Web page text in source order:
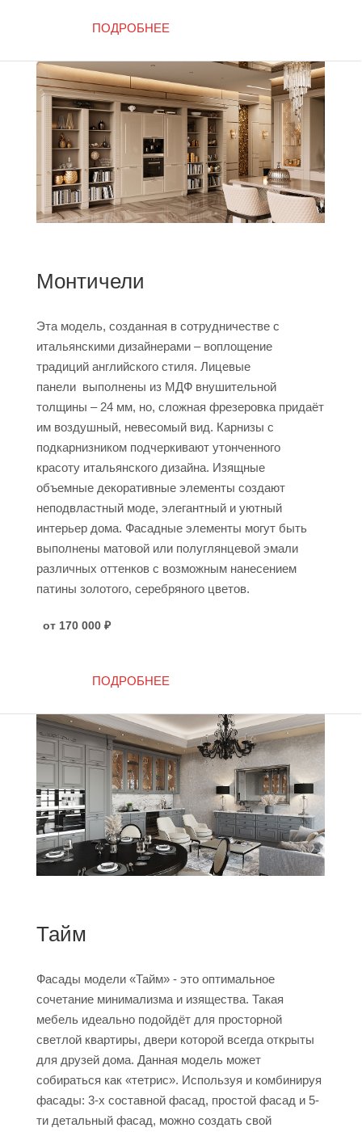
ПОДРОБНЕЕ
Монтичели
Эта модель, созданная в сотрудничестве с
итальянскими дизайнерами – воплощение
традиций английского стиля. Лицевые
панели выполнены из МДФ внушительной
толщины – 24 мм, но, сложная фрезеровка придаёт
им воздушный, невесомый вид. Карнизы с
подкарнизником подчеркивают утонченного
красоту итальянского дизайна. Изящные
объемные декоративные элементы создают
неподвластный моде, элегантный и уютный
интерьер дома. Фасадные элементы могут быть
выполнены матовой или полуглянцевой эмали
различных оттенков с возможным нанесением
патины золотого, серебряного цветов.
от 170 000₽
ПОДРОБНЕЕ
Тайм
Фасады модели «Тайм» - это оптимальное
сочетание минимализма и изящества. Такая
мебель идеально подойдёт для просторной
светлой квартиры, двери которой всегда открыты
для друзей дома. Данная модель может
собираться как «тетрис». Используя и комбинируя
фасады: 3-х составной фасад, простой фасад и 5-
ти детальный фасад, можно создать свой